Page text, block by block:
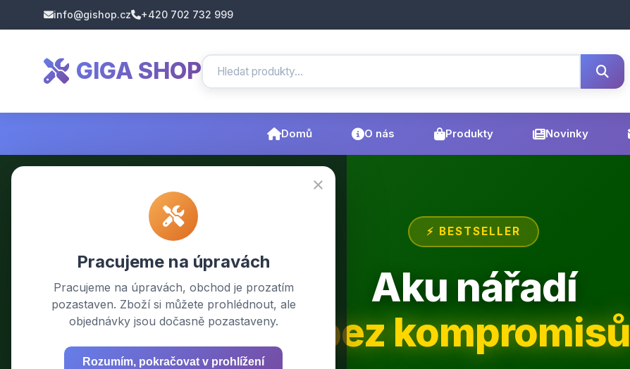
info@gishop.cz +420 702 732 999
GIGA SHOP
Domů O nás Produkty Novinky
×
Pracujeme na úpravách
Pracujeme na úpravách, obchod je prozatím
pozastaven. Zboží si můžete prohlédnout, ale
objednávky jsou dočasně pozastaveny.
Rozumím, pokračovat v prohlížení
⚡ BESTSELLER
Aku nářadí
bez kompromisů